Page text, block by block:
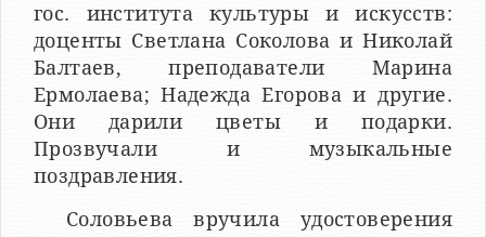
гос. института культуры и искусств:
доценты Светлана Соколова и Николай
Балтаев, преподаватели Марина
Ермолаева; Надежда Егорова и другие.
Они дарили цветы и подарки.
Прозвучали и музыкальные
поздравления.
Соловьева вручила удостоверения